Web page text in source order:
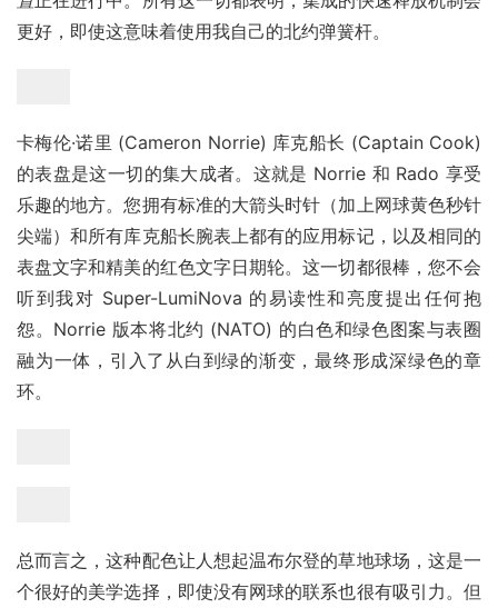
更好，即使这意味着使用我自己的北约弹簧杆。
卡梅伦·诺里 (Cameron Norrie) 库克船长 (Captain Cook)
的表盘是这一切的集大成者。这就是 Norrie 和 Rado 享受
乐趣的地方。您拥有标准的大箭头时针（加上网球黄色秒针
尖端）和所有库克船长腕表上都有的应用标记，以及相同的
表盘文字和精美的红色文字日期轮。这一切都很棒，您不会
听到我对 Super-LumiNova 的易读性和亮度提出任何抱
怨。Norrie 版本将北约 (NATO) 的白色和绿色图案与表圈
融为一体，引入了从白到绿的渐变，最终形成深绿色的章
环。
总而言之，这种配色让人想起温布尔登的草地球场，这是一
个很好的美学选择，即使没有网球的联系也很有吸引力。但